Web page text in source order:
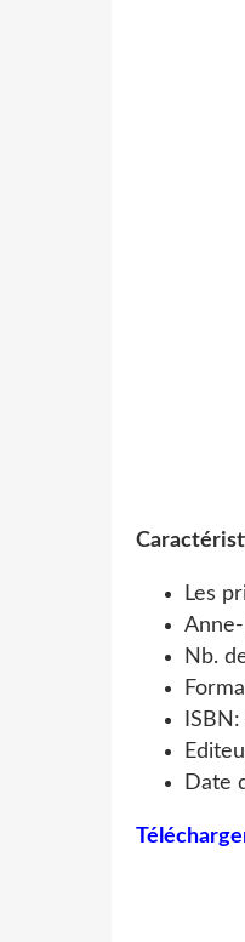
Les
Nb.
Date